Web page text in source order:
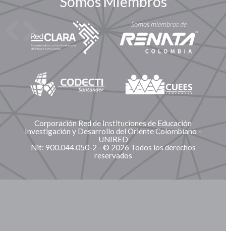
Corporación Red de Instituciones de Educación
Investigación y Desarrollo del Oriente Colombiano -
UNIRED
Nit: 900.044.050-2 - © 2026 Todos los derechos
reservados